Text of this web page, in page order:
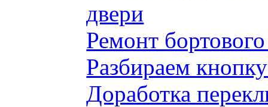
двери
Ремонт
Разбираем
Доработка